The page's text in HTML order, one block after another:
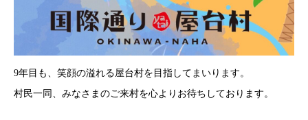
9年目も、笑顔の溢れる屋台村を目指してまいります。
村民一同、みなさまのご来村を心よりお待ちしております。